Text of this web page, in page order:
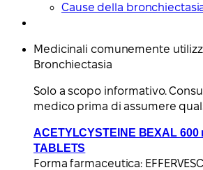
Cause della
Medicinali comunemente
Bronchiectasia
Solo a scopo informativo.
medico prima di assumere
ACETYLCYSTEINE BEXAL 600
TABLETS
Forma farmaceutica: